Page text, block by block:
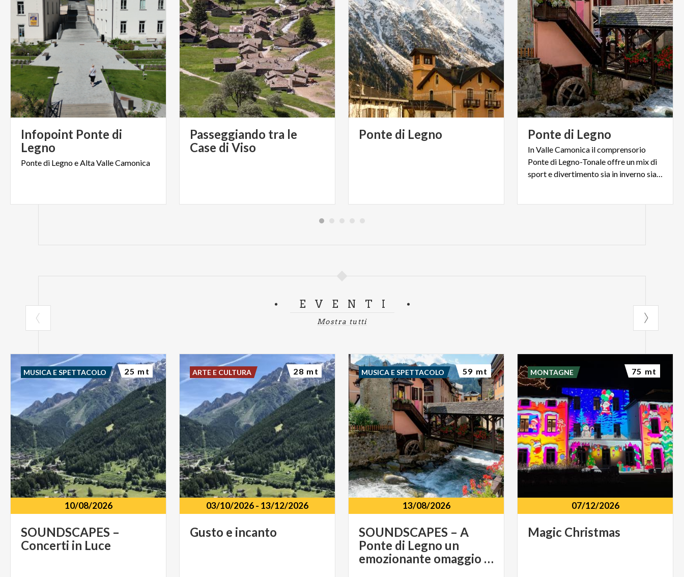
Infopoint Ponte di
Legno
Pontedi LegnoeAltaValleCamonica
Passeggiando tra le
Case di Viso
Ponte di Legno Ponte di Legno
In Valle Camonica il comprensorio
Ponte di Legno-Tonale offre un mix di
sport e divertimento sia in inverno sia in estate.
EVENTI
Mostra tutti
10/08/2026
SOUNDSCAPES –
Concerti in Luce
MUSICA E SPETTACOLO 25 mt
03/10/2026- 13/12/2026
Gusto e incanto
ARTE E CULTURA 28 mt
13/08/2026
SOUNDSCAPES – A
Ponte di Legno un
emozionante omaggio a Lucio Dalla
MUSICA E SPETTACOLO 59 mt
07/12/2026
Magic Christmas
MONTAGNE 75 mt